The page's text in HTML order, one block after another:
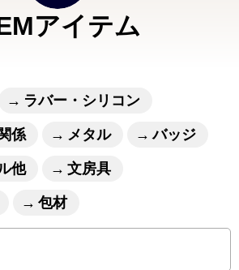
アイテム
ラバー・シリコン
係 メタル バッジ
他 文房具
包材